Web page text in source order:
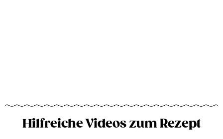
Hilfreiche Videos zum Rezept